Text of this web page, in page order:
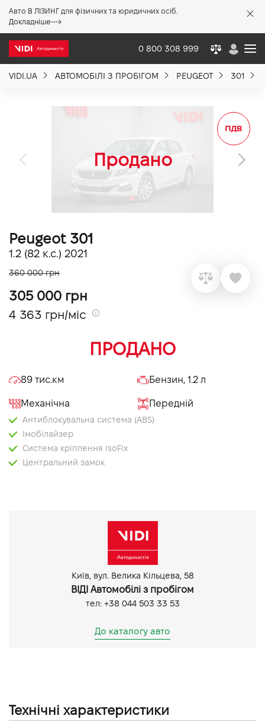
Авто В ЛІЗИНГ для фізичних та юридичних осіб.
Докладніше
0 800 308 999
VIDI.UA АВТОМОБІЛІ З ПРОБІГОМ PEUGEOT 301
Peugeot 301
1.2 (82 к.с.) 2021
360 000 грн
305 000 грн
4 363 грн/міс
ПРОДАНО
89 тис.км Бензин, 1.2 л
Механічна Передній
Антиблокувальна система (ABS)
Імобілайзер
Система кріплення IsoFix
Центральний замок
Київ, вул. Велика Кільцева, 58
ВІДІ Автомобілі з пробігом
тел: +38 044 503 33 53
До каталогу авто
Технічні характеристики
Вакансії
VIDI Кар'єра
Контакти
Підпишись на наш канал та слідкуй за